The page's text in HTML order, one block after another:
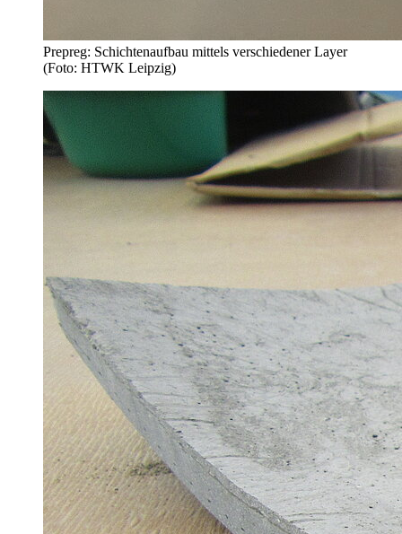
Prepreg: Schichtenaufbau mittels verschiedener Layer
(Foto: HTWK Leipzig)